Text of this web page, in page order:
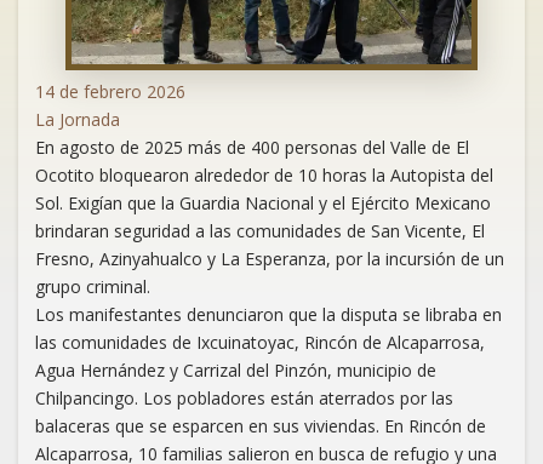
14 de febrero 2026
La Jornada
En agosto de 2025 más de 400 personas del Valle de El
Ocotito bloquearon alrededor de 10 horas la Autopista del
Sol. Exigían que la Guardia Nacional y el Ejército Mexicano
brindaran seguridad a las comunidades de San Vicente, El
Fresno, Azinyahualco y La Esperanza, por la incursión de un
grupo criminal.
Los manifestantes denunciaron que la disputa se libraba en
las comunidades de Ixcuinatoyac, Rincón de Alcaparrosa,
Agua Hernández y Carrizal del Pinzón, municipio de
Chilpancingo. Los pobladores están aterrados por las
balaceras que se esparcen en sus viviendas. En Rincón de
Alcaparrosa, 10 familias salieron en busca de refugio y una